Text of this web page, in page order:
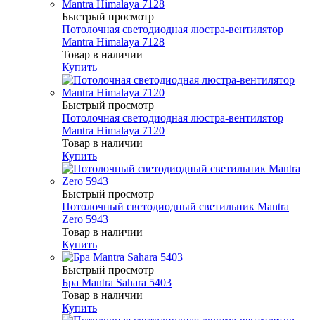
Быстрый просмотр
Потолочная светодиодная люстра-вентилятор
Mantra Himalaya 7128
Товар в наличии
Купить
Быстрый просмотр
Потолочная светодиодная люстра-вентилятор
Mantra Himalaya 7120
Товар в наличии
Купить
Быстрый просмотр
Потолочный светодиодный светильник Mantra
Zero 5943
Товар в наличии
Купить
Быстрый просмотр
Бра Mantra Sahara 5403
Товар в наличии
Купить